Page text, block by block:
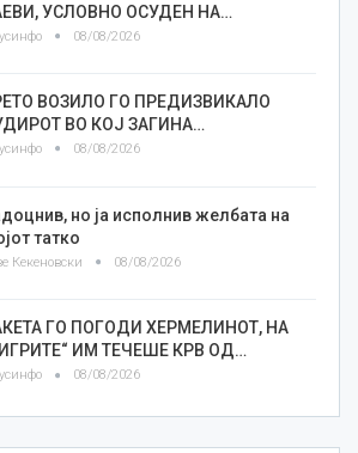
УСЛОВНО ОСУДЕН НА…
08/08/2026
ВОЗИЛО ГО ПРЕДИЗВИКАЛО
ВО КОЈ ЗАГИНА…
08/08/2026
но ја исполнив желбата на
татко
Кекеновски 08/08/2026
ГО ПОГОДИ ХЕРМЕЛИНОТ, НА
ИМ ТЕЧЕШЕ КРВ ОД…
08/08/2026